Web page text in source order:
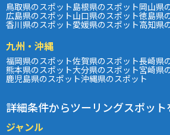
鳥取県のスポット島根県のスポット岡山県
広島県のスポット山口県のスポット徳島県
香川県のスポット愛媛県のスポット高知県
九州・沖縄
福岡県のスポット佐賀県のスポット長崎県
熊本県のスポット大分県のスポット宮崎県
鹿児島県のスポット沖縄県のスポット
詳細条件からツーリングスポット
ジャンル